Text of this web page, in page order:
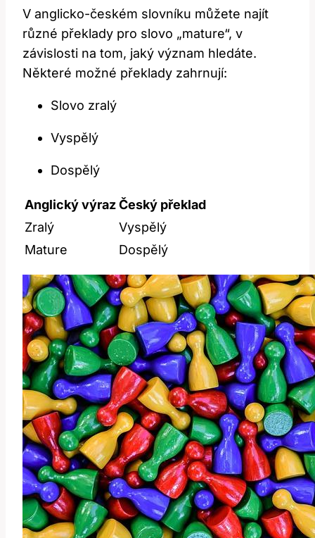
V anglicko-českém slovníku můžete najít
různé překlady pro slovo „mature“, v
závislosti na tom, jaký význam hledáte.
Některé možné překlady zahrnují:
Slovo zralý
Vyspělý
Dospělý
Anglický výrazČeský překlad
Zralý
Vyspělý
Mature
Dospělý